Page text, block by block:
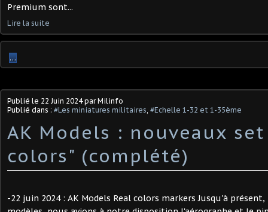
Premium sont...
Lire la suite
…
Publié le 22 Juin 2024par Milinfo
Publié dans : #Les miniatures militaires, #Echelle 1-32 et 1-35ème
AK Models : nouveaux set
colors" (complété)
-22 juin 2024 : AK Models Real colors markers Jusqu'à